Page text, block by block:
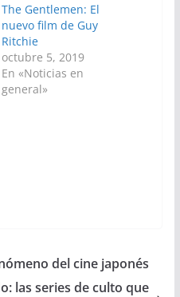
The Gentlemen: El
nuevo film de Guy
Ritchie
octubre 5, 2019
En «Noticias en
general»
del cine japonés
las series de culto que